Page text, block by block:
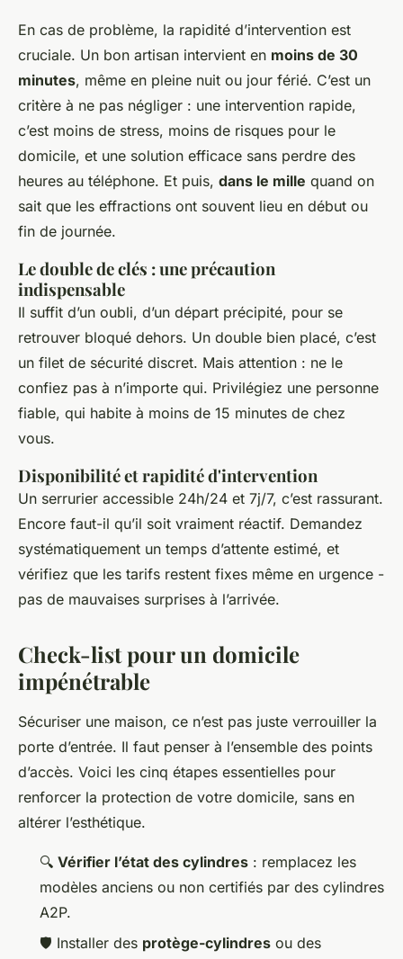
En cas de problème, la rapidité d’intervention est
cruciale. Un bon artisan intervient en moins de 30
minutes, même en pleine nuit ou jour férié. C’est un
critère à ne pas négliger : une intervention rapide,
c’est moins de stress, moins de risques pour le
domicile, et une solution efficace sans perdre des
heures au téléphone. Et puis, dans le mille quand on
sait que les effractions ont souvent lieu en début ou
fin de journée.
Le double de clés : une précaution
indispensable
Il suffit d’un oubli, d’un départ précipité, pour se
retrouver bloqué dehors. Un double bien placé, c’est
un filet de sécurité discret. Mais attention : ne le
confiez pas à n’importe qui. Privilégiez une personne
fiable, qui habite à moins de 15 minutes de chez
vous.
Disponibilité et rapidité d'intervention
Un serrurier accessible 24h/24 et 7j/7, c’est rassurant.
Encore faut-il qu’il soit vraiment réactif. Demandez
systématiquement un temps d’attente estimé, et
vérifiez que les tarifs restent fixes même en urgence -
pas de mauvaises surprises à l’arrivée.
Check-list pour un domicile
impénétrable
Sécuriser une maison, ce n’est pas juste verrouiller la
porte d’entrée. Il faut penser à l’ensemble des points
d’accès. Voici les cinq étapes essentielles pour
renforcer la protection de votre domicile, sans en
altérer l’esthétique.
🔍 Vérifier l’état des cylindres : remplacez les
modèles anciens ou non certifiés par des cylindres
A2P.
🛡️ Installer des protège-cylindres ou des